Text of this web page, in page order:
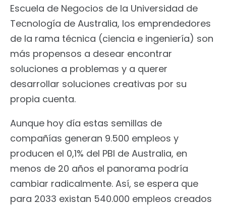
Escuela de Negocios de la Universidad de
Tecnología de Australia, los emprendedores
de la rama técnica (ciencia e ingeniería) son
más propensos a desear encontrar
soluciones a problemas y a querer
desarrollar soluciones creativas por su
propia cuenta.
Aunque hoy día estas semillas de
compañías generan 9.500 empleos y
producen el 0,1% del PBI de Australia, en
menos de 20 años el panorama podría
cambiar radicalmente. Así, se espera que
para 2033 existan 540.000 empleos creados